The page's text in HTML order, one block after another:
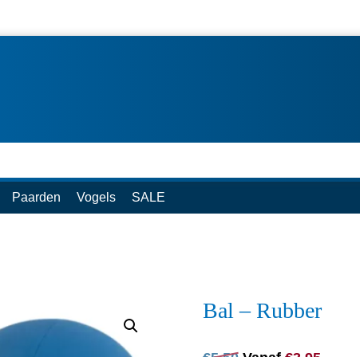
Paarden Vogels SALE
Bal – Rubber